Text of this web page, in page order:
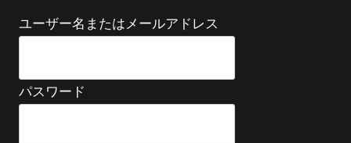
ユーザー名またはメールアドレス
パスワード